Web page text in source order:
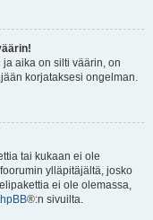
aika on silti väärin, on
korjataksesi ongelman.
tai kukaan ei ole
ylläpitäjältä, josko
ei ole olemassa,
®:n sivuilta.